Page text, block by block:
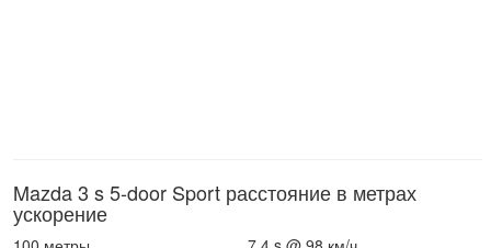
Mazda 3 s 5-door Sport расстояние в метрах
ускорение